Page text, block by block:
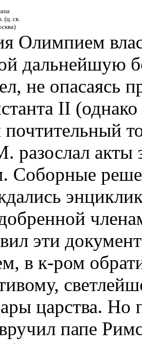
(ц. св.
Олимпием
дальнейшую
не опасаясь
II
почтительный
разослал акты
Соборные
эти
в к-ром
царства. Но
папе